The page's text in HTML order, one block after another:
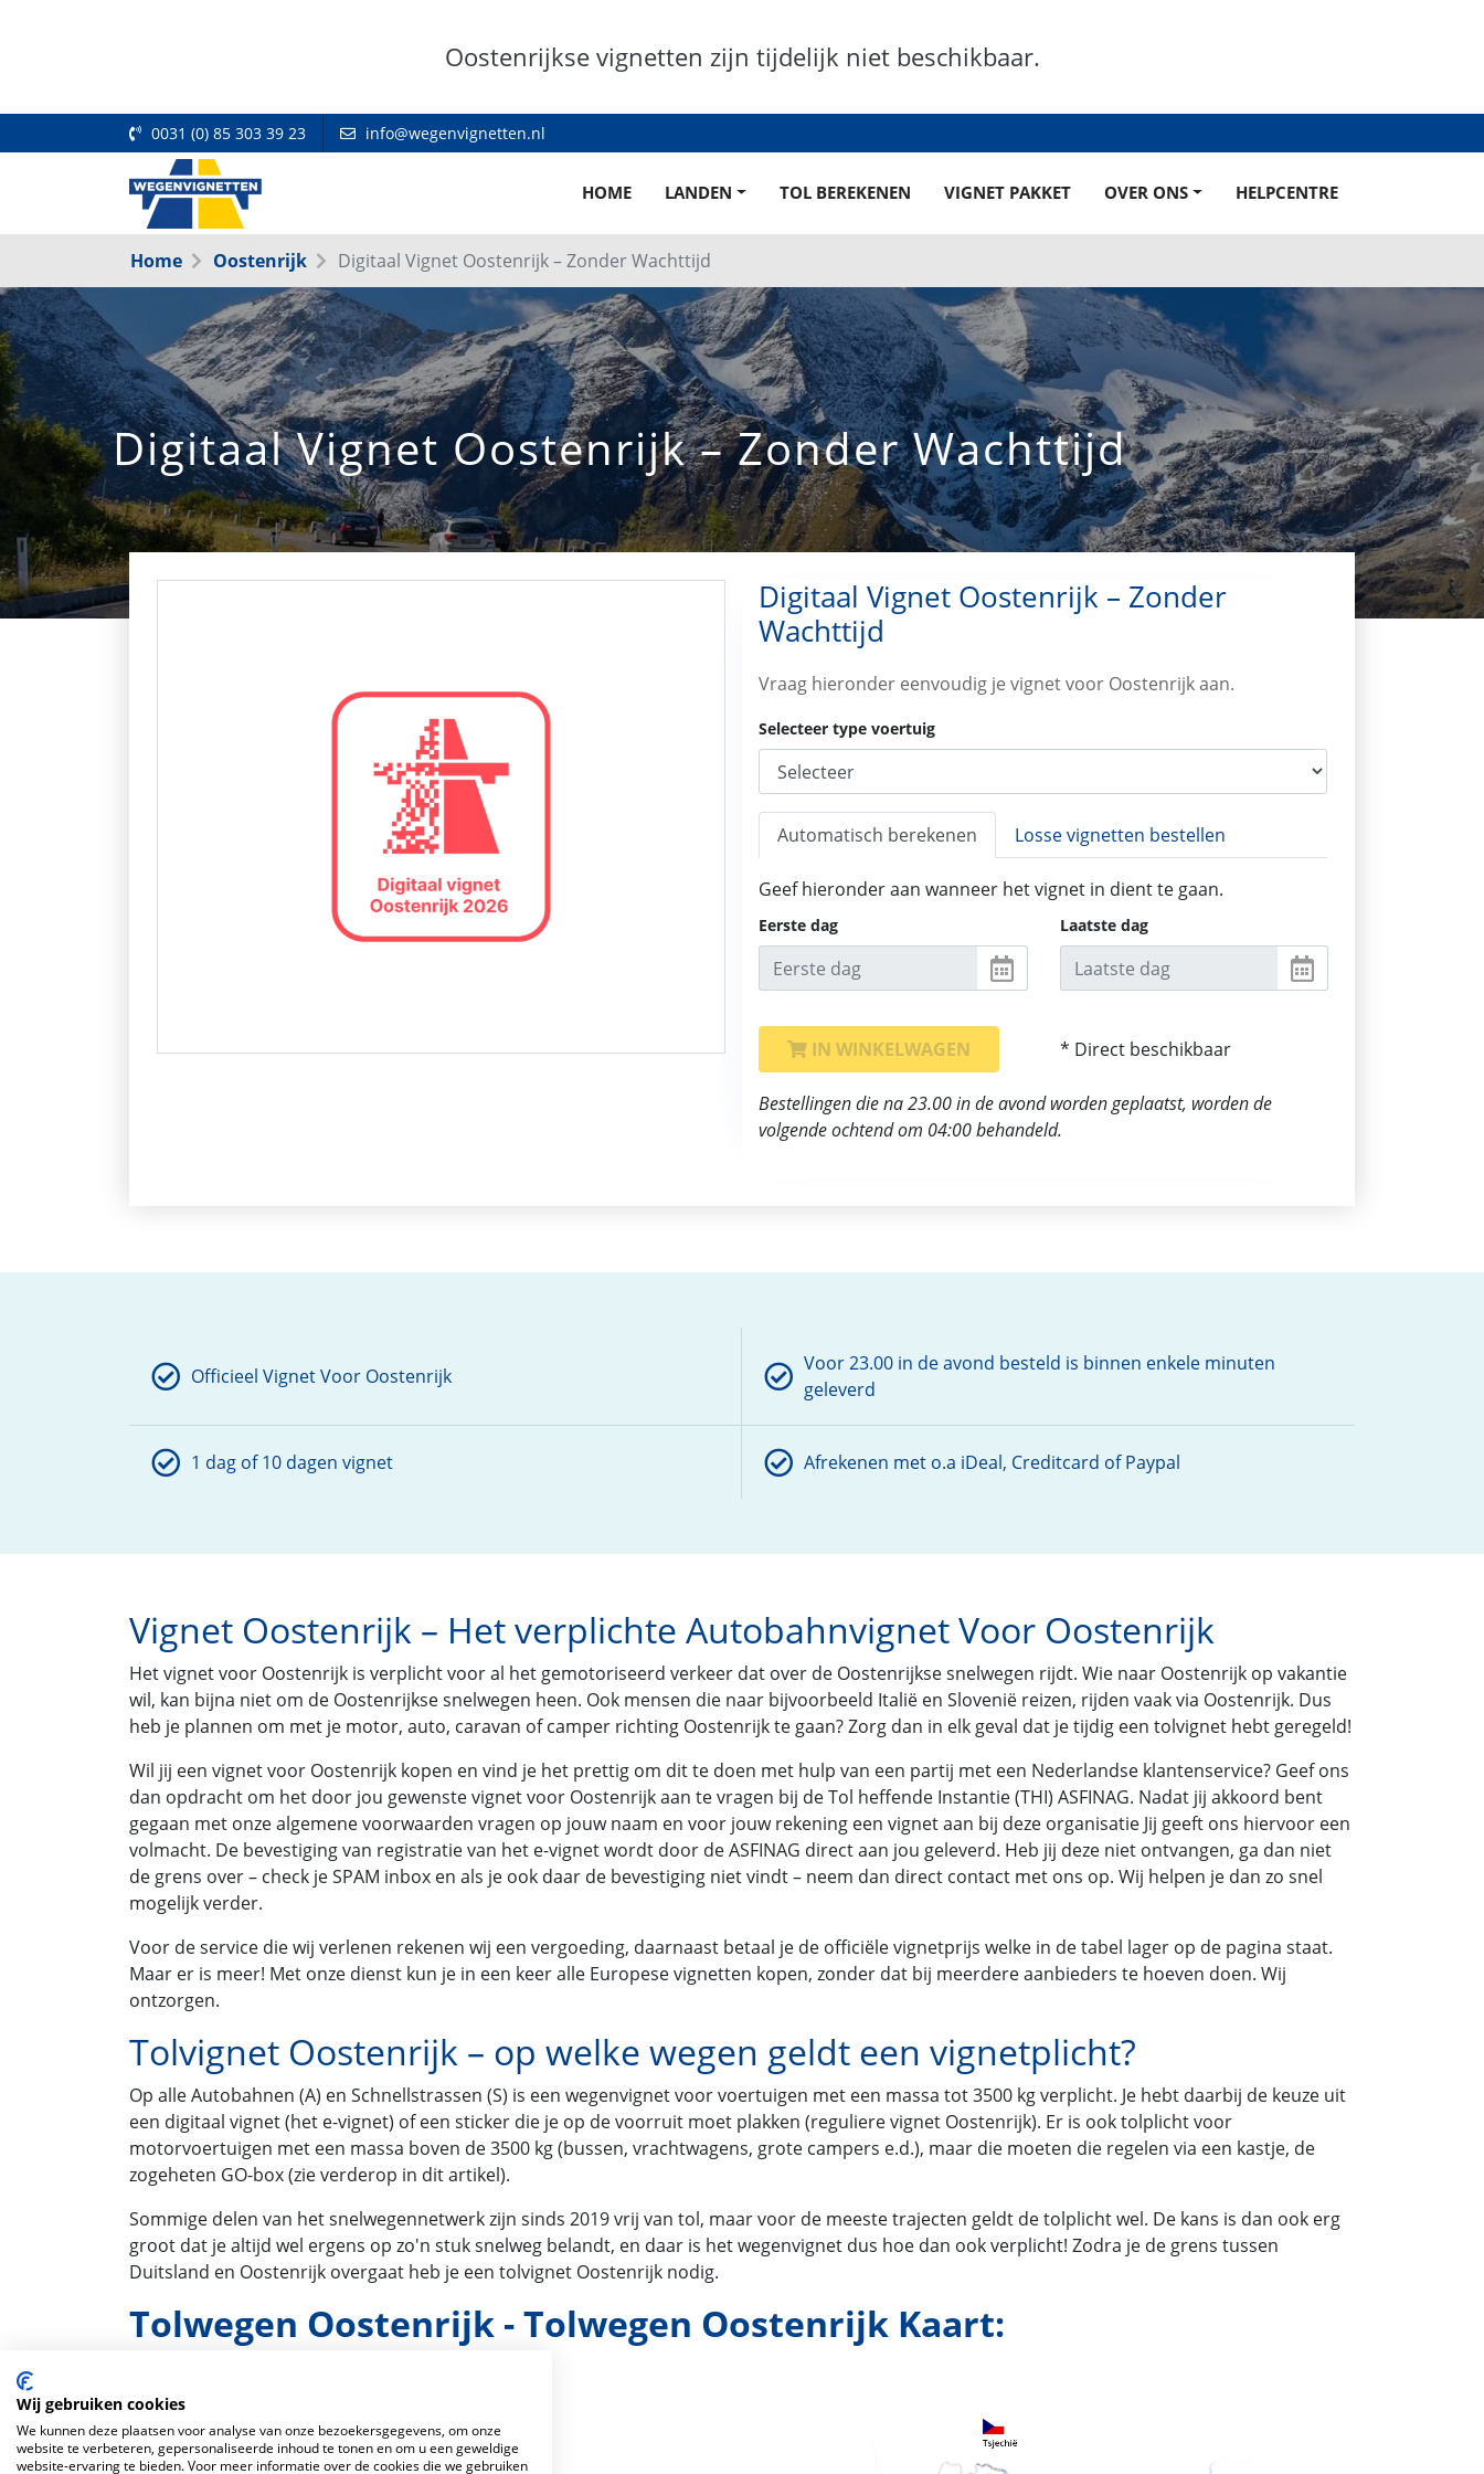
Oostenrijkse vignetten zijn tijdelijk niet beschikbaar.
0031 (0) 85 303 39 23 info@wegenvignetten.nl
HOME LANDEN TOL BEREKENEN VIGNET PAKKET OVER ONS HELPCENTRE
Home Oostenrijk Digitaal Vignet Oostenrijk – Zonder Wachttijd
Digitaal Vignet Oostenrijk – Zonder Wachttijd
Digitaal Vignet Oostenrijk – Zonder
Wachttijd
Vraag hieronder eenvoudig je vignet voor Oostenrijk aan.
Selecteer type voertuig
Automatisch berekenen Losse vignetten bestellen
Geef hieronder aan wanneer het vignet in dient te gaan.
Eerste dag Laatste dag
IN WINKELWAGEN * Direct beschikbaar
Bestellingen die na 23.00 in de avond worden geplaatst, worden de
volgende ochtend om 04:00 behandeld.
Officieel Vignet Voor Oostenrijk
Voor 23.00 in de avond besteld is binnen enkele minuten
geleverd
1 dag of 10 dagen vignet Afrekenen met o.a iDeal, Creditcard of Paypal
Vignet Oostenrijk – Het verplichte Autobahnvignet Voor Oostenrijk
Het vignet voor Oostenrijk is verplicht voor al het gemotoriseerd verkeer dat over de Oostenrijkse snelwegen rijdt. Wie naar Oostenrijk op vakantie
wil, kan bijna niet om de Oostenrijkse snelwegen heen. Ook mensen die naar bijvoorbeeld Italië en Slovenië reizen, rijden vaak via Oostenrijk. Dus
heb je plannen om met je motor, auto, caravan of camper richting Oostenrijk te gaan? Zorg dan in elk geval dat je tijdig een tolvignet hebt geregeld!
Wil jij een vignet voor Oostenrijk kopen en vind je het prettig om dit te doen met hulp van een partij met een Nederlandse klantenservice? Geef ons
dan opdracht om het door jou gewenste vignet voor Oostenrijk aan te vragen bij de Tol heffende Instantie (THI) ASFINAG. Nadat jij akkoord bent
gegaan met onze algemene voorwaarden vragen op jouw naam en voor jouw rekening een vignet aan bij deze organisatie Jij geeft ons hiervoor een
volmacht. De bevestiging van registratie van het e-vignet wordt door de ASFINAG direct aan jou geleverd. Heb jij deze niet ontvangen, ga dan niet
de grens over – check je SPAM inbox en als je ook daar de bevestiging niet vindt – neem dan direct contact met ons op. Wij helpen je dan zo snel
mogelijk verder.
Voor de service die wij verlenen rekenen wij een vergoeding, daarnaast betaal je de officiële vignetprijs welke in de tabel lager op de pagina staat.
Maar er is meer! Met onze dienst kun je in een keer alle Europese vignetten kopen, zonder dat bij meerdere aanbieders te hoeven doen. Wij
ontzorgen.
Tolvignet Oostenrijk – op welke wegen geldt een vignetplicht?
Op alle Autobahnen (A) en Schnellstrassen (S) is een wegenvignet voor voertuigen met een massa tot 3500 kg verplicht. Je hebt daarbij de keuze uit
een digitaal vignet (het e-vignet) of een sticker die je op de voorruit moet plakken (reguliere vignet Oostenrijk). Er is ook tolplicht voor
motorvoertuigen met een massa boven de 3500 kg (bussen, vrachtwagens, grote campers e.d.), maar die moeten die regelen via een kastje, de
zogeheten GO-box (zie verderop in dit artikel).
Sommige delen van het snelwegennetwerk zijn sinds 2019 vrij van tol, maar voor de meeste trajecten geldt de tolplicht wel. De kans is dan ook erg
groot dat je altijd wel ergens op zo'n stuk snelweg belandt, en daar is het wegenvignet dus hoe dan ook verplicht! Zodra je de grens tussen
Duitsland en Oostenrijk overgaat heb je een tolvignet Oostenrijk nodig.
Tolwegen Oostenrijk - Tolwegen Oostenrijk Kaart:
Wij gebruiken cookies
We kunnen deze plaatsen voor analyse van onze bezoekersgegevens, om onze
website te verbeteren, gepersonaliseerde inhoud te tonen en om u een geweldige
website-ervaring te bieden. Voor meer informatie over de cookies die we gebruiken